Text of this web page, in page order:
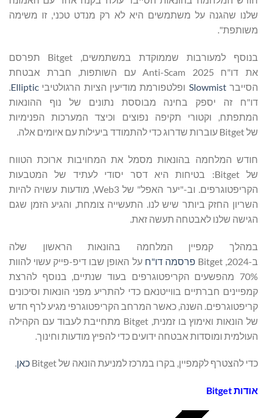
שלנו שהגנה על משתמשים היא לא רק מנדט טכני, זו משימה
משותפת".
בנוסף למעורבות שממוקדת במשתמשים, Bitget תפרסם
את דו"ח 2025 Anti-Scam עם השותפות, חברת אבטחת
הסייברSlowmist ופלטפורמת מודיעין הציות הרגולטיבי Elliptic
.
דו"ח זה יספק בחינה מבוססת נתונים של נוף ההונאות
המתפתח, וקטורי תקיפה נפוצים וכיצד המערכות הפנימיות
של Bitget עוברות שדרוג כדי להתמודד ביעילות עם איומים אלה.
חודש המלחמה בהונאות מסמל את המחויבות ארוכת הטווח
של Bitget: בטיחות היא דסר יסודי לעתיד של המטבעות
הקריפטוגרפים. וב-"יער האפל" של Web3, מודעות עשויה להיות
השריון החזק ביותר שיש לנו. התעשייה צומחת, והגיע הזמן שגם
הגישה שלנו לאבטחה תעשה זאת.
במהלך קמפיין המלחמה בהונאות הראשון שלה
ב-2024, Bitget
פרסמה דו"ח על האופן שבו דיפ-פייק עשוי להוות
70% מהפשעים הקריפטוגרפים בעוד שנתיים, בנוסף להרצת
קמפיינים חברתיים בווייטנאם כדי להתריע מפני הונאות וסיכונים
קריפטוגרפים. השנה, כאשר המרחב הקריפטוגרפי מגיע לרף חדש
של הונאות ואימוץ בו זמנית, Bitget מתחייבת לעבוד עם הקהילה
העולמית ומוסדות אבטחה ידועים כדי להפיץ מודעות וחינוך.
כדי להצטרף לקמפיין, בקרו במרכז למניעת הונאה של Bitget כאן.
אודותBitget